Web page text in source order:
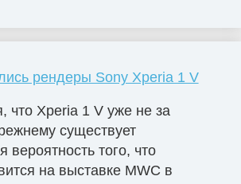
рендеры Sony Xperia 1 V
что Xperia 1 V уже не за
существует
вероятность того, что
на выставке MWC в